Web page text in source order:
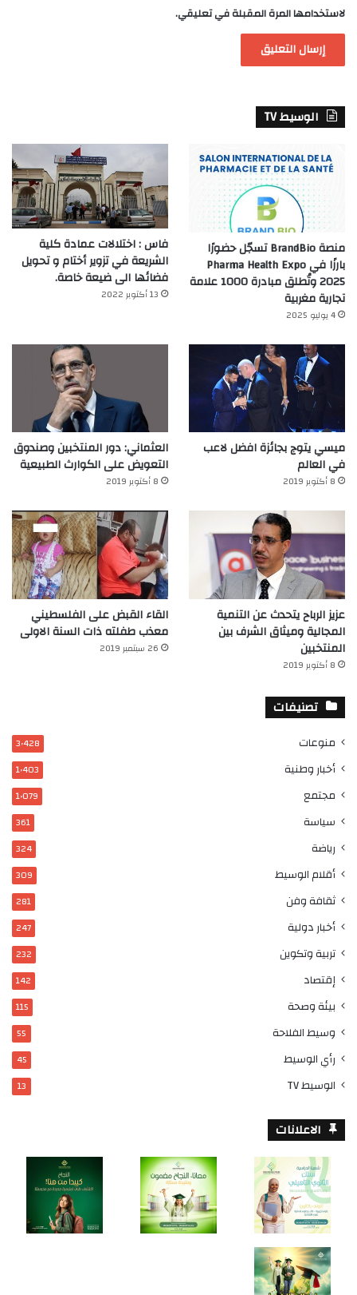
لاستخدامها المرة المقبلة في تعليقي.
الوسيط TV
منصة BrandBio تسجّل حضورًا
بارزًا في Pharma Health Expo
2025 وتُطلق مبادرة 1000 علامة
تجارية مغربية
4 يوليو 2025
فاس : اختلالات عمادة كلية
الشريعة في تزوير أختام و تحويل
فضائها الى ضيعة خاصة.
13 أكتوبر 2022
ميسي يتوج بجائزة افضل لاعب
في العالم‎
8 أكتوبر 2019
العثماني: دور المنتخبين وصندوق
التعويض على الكوارث الطبيعية
8 أكتوبر 2019
عزيز الرباح يتحدث عن التنمية
المجالية وميثاق الشرف بين
المنتخبين
8 أكتوبر 2019
القاء القبض على الفلسطيني
معذب طفلته ذات السنة الاولى
26 سبتمبر 2019
تصنيفات
منوعات 3٬428
أخبار وطنية 1٬403
مجتمع 1٬079
سياسة 361
رياضة 324
أقلام الوسيط 309
ثقافة وفن 281
أخبار دولية 247
تربية وتكوين 232
إقتصاد 142
بيئة وصحة 115
وسيط الفلاحة 55
رأي الوسيط 45
الوسيط TV 13
الاعلانات